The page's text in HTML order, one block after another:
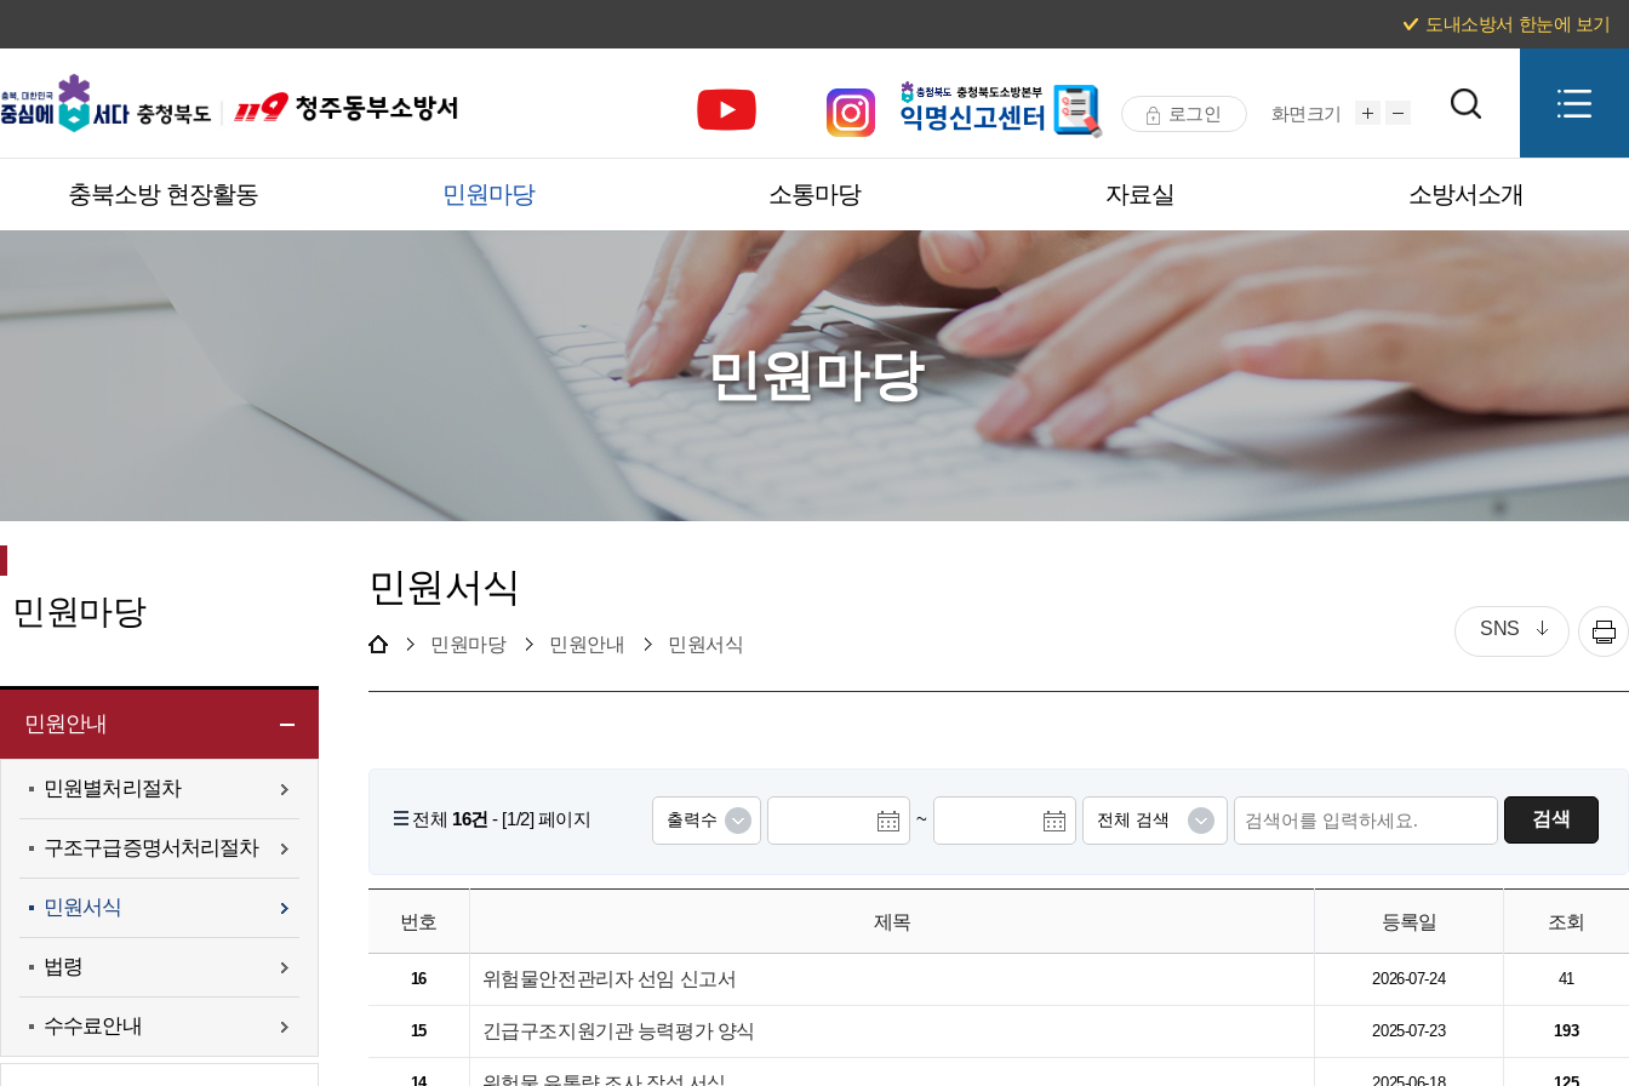
도내소방서 한눈에 보기
로그인 화면크기
충북소방 현장활동 민원마당 소통마당 자료실 소방서소개
민원마당
민원마당
민원안내
민원별처리절차
구조구급증명서처리절차
민원서식
법령
수수료안내
민원서식
민원마당 민원안내 민원서식
SNS
전체 16건 - [1/2] 페이지 ~ 검색
번호 제목 등록일 조회
16 위험물안전관리자 선임 신고서 2026-07-24 41
15 긴급구조지원기관 능력평가 양식 2025-07-23 193